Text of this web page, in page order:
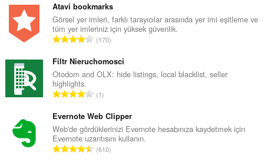
y
s
a
y
ı
s
:
p
l
a
m
y
s
a
y
ı
s
ı
:
Atavi bookmarks
Görsel yer imleri, farklı tarayıcılar arasında yer imi eşitleme ve
tüm yer imleriniz için yüksek güvenlik.
T
p
l
m
y
s
a
y
170
Filtr Nieruchomosci
Otodom and OLX: hide listings, local blacklist, seller
highlights.
T
p
l
a
m
1
Evernote Web Clipper
Web'de gördüklerinizi Evernote hesabınıza kaydetmek için
Evernote uzantısını kullanın.
T610